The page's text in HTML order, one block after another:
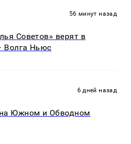
56 минут назад
Советов» верят в
Волга Ньюс
6 дней назад
Южном и Обводном